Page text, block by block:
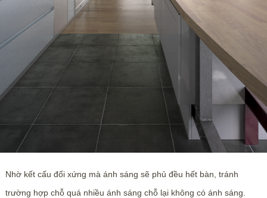
Nhờ kết cấu đối xứng mà ánh sáng sẽ phủ đều hết bàn, tránh
trường hợp chỗ quá nhiều ánh sáng chỗ lại không có ánh sáng.